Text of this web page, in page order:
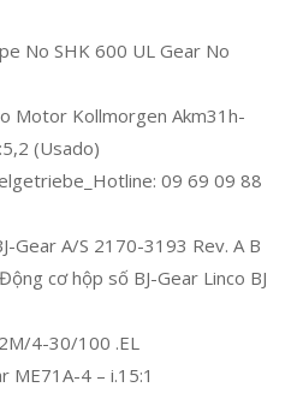
No SHK 600 UL Gear No
Motor Kollmorgen Akm31h-
(Usado)
09 69 09 88
Gear A/S 2170-3193 Rev. A B
cơ hộp số BJ-Gear Linco BJ
4-30/100 .EL
ME71A-4 – i.15:1